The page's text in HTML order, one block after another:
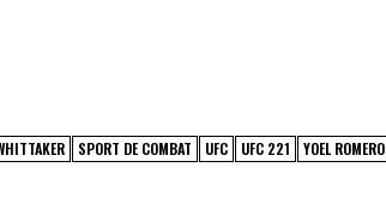
SPORT DE COMBAT UFC UFC 221 YOEL ROMERO